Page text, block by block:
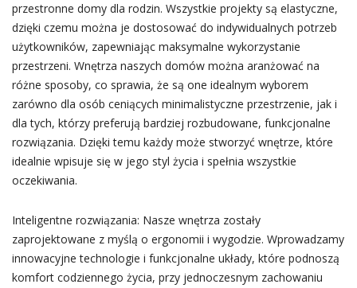
przestronne domy dla rodzin. Wszystkie projekty są elastyczne,
dzięki czemu można je dostosować do indywidualnych potrzeb
użytkowników, zapewniając maksymalne wykorzystanie
przestrzeni. Wnętrza naszych domów można aranżować na
różne sposoby, co sprawia, że są one idealnym wyborem
zarówno dla osób ceniących minimalistyczne przestrzenie, jak i
dla tych, którzy preferują bardziej rozbudowane, funkcjonalne
rozwiązania. Dzięki temu każdy może stworzyć wnętrze, które
idealnie wpisuje się w jego styl życia i spełnia wszystkie
oczekiwania.
Inteligentne rozwiązania: Nasze wnętrza zostały
zaprojektowane z myślą o ergonomii i wygodzie. Wprowadzamy
innowacyjne technologie i funkcjonalne układy, które podnoszą
komfort codziennego życia, przy jednoczesnym zachowaniu